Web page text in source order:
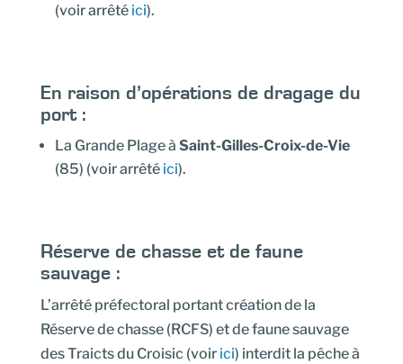
(voir arrêté ici).
En raison d’opérations de dragage du
port :
La Grande Plage à Saint-Gilles-Croix-de-Vie
(85) (voir arrêté ici).
Réserve de chasse et de faune
sauvage :
L’arrêté préfectoral portant création de la
Réserve de chasse (RCFS) et de faune sauvage
des Traicts du Croisic (voir ici) interdit la pêche à